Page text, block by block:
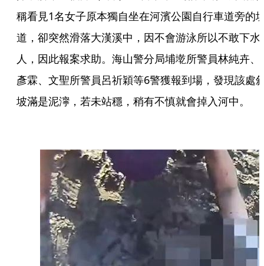
稱看見1名女子原本獨自坐在河濱公園自行車道旁的
道，卻突然滑落大漢溪中，因不會游泳所以不敢下水
人，因此報案求助。海山警分局埔墘所警員林純卉、
彥霖、文聖所警員呂祈穎等6警獲報到場，發現該處
坡滿是泥濘，若未站穩，稍有不慎就會掉入河中。